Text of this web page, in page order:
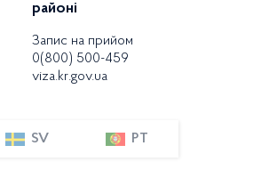
районі
Запис на прийом
0(800) 500-459
viza.kr.gov.ua
SV PT